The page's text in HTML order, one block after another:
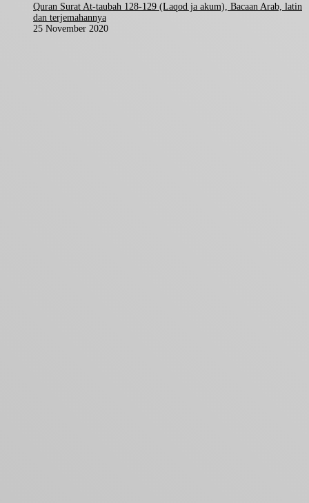
Quran Surat At-taubah 128-129 (Laqod ja akum), Bacaan Arab, latin
dan terjemahannya
25 November 2020